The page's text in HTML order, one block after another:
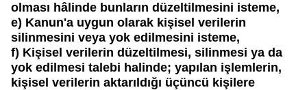
olması hâlinde bunların düzeltilmesini isteme,
e) Kanun'a uygun olarak kişisel verilerin
silinmesini veya yok edilmesini isteme,
f) Kişisel verilerin düzeltilmesi, silinmesi ya da
yok edilmesi talebi halinde; yapılan işlemlerin,
kişisel verilerin aktarıldığı üçüncü kişilere